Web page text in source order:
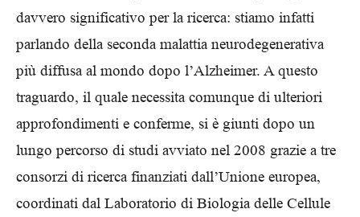
davvero significativo per la ricerca: stiamo infatti
parlando della seconda malattia neurodegenerativa
più diffusa al mondo dopo l’Alzheimer. A questo
traguardo, il quale necessita comunque di ulteriori
approfondimenti e conferme, si è giunti dopo un
lungo percorso di studi avviato nel 2008 grazie a tre
consorzi di ricerca finanziati dall’Unione europea,
coordinati dal Laboratorio di Biologia delle Cellule